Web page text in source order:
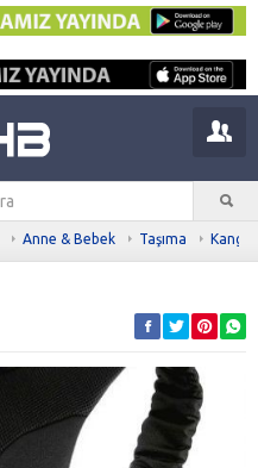
Anne & Bebek Taşıma